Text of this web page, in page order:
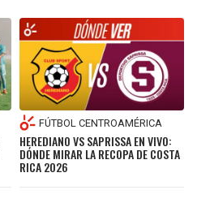
FÚTBOL CENTROAMÉRICA
HEREDIANO VS SAPRISSA EN VIVO:
DÓNDE MIRAR LA RECOPA DE COSTA
RICA 2026